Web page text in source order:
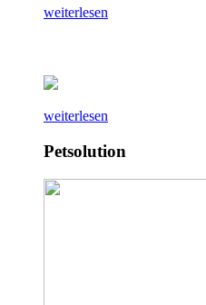
weiterlesen
weiterlesen
Petsolution